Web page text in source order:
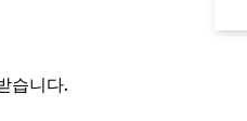
습니다.